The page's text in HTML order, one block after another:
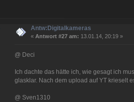
Antw:Digitalkameras
« Antwort #27 am: 13.01.14, 20:19 »
@ Deci
Ich dachte das hätte ich, wie gesagt ich
glasklar. Nach dem upload auf YT krieselt
@ Sven1310